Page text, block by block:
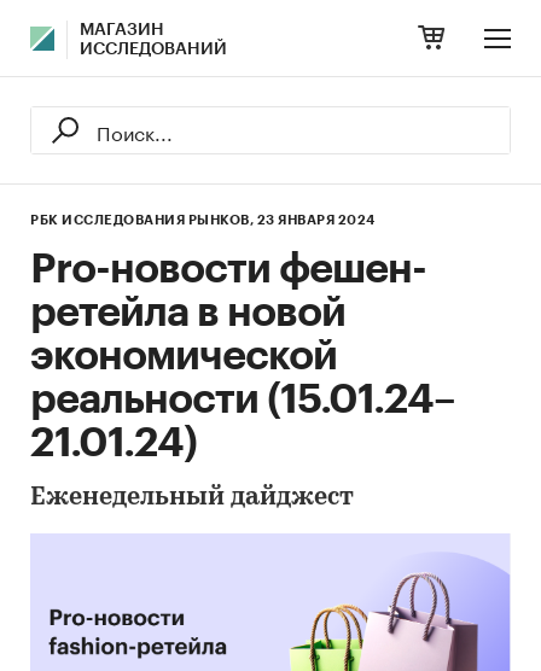
МАГАЗИН
ИССЛЕДОВАНИЙ
РБК ИССЛЕДОВАНИЯ РЫНКОВ, 23 ЯНВАРЯ 2024
Pro-новости фешен-
ретейла в новой
экономической
реальности (15.01.24–
21.01.24)
Еженедельный дайджест